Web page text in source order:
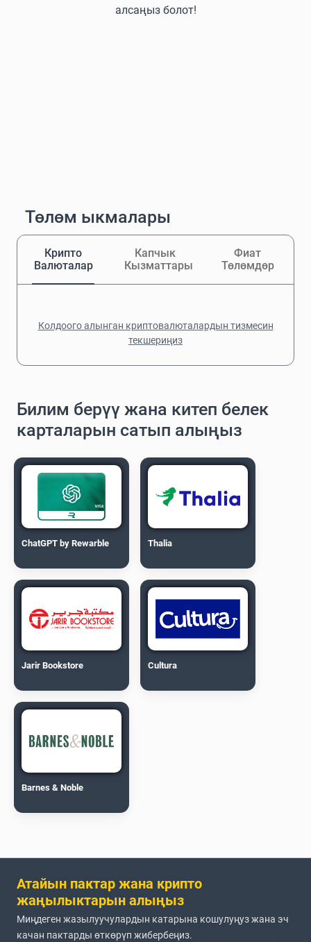
алсаңыз болот!
Төлөм ыкмалары
Крипто
Валюталар
Капчык
Кызматтары
Фиат
Төлөмдөр
Колдоого алынган криптовалюталардын тизмесин
текшериңиз
Билим берүү жана китеп белек
карталарын сатып алыңыз
ChatGPT by Rewarble Thalia
Jarir Bookstore Cultura
Barnes & Noble
Атайын пактар жана крипто
жаңылыктарын алыңыз
Миңдеген жазылуучулардын катарына кошулуңуз жана эч
качан пактарды өткөрүп жибербеңиз.